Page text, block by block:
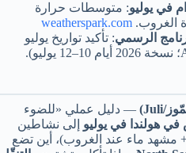
: متوسطات حرارة
الغروب. weatherspark.com
: تأكيد تواريخ يوليو
— دليل عملي «للضوء
هولندا في يوليو إلى نشاطين
مشهد ماء عند الغروب)، أين تضع